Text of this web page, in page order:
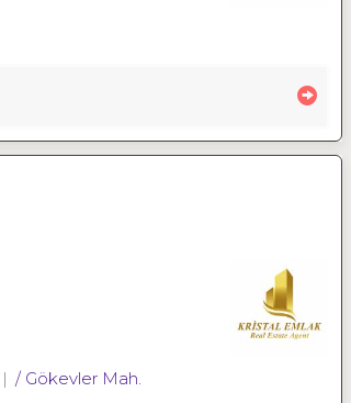
/ Gökevler Mah.